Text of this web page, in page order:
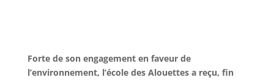
Forte de son engagement en faveur de
l’environnement, l’école des Alouettes a reçu, fin